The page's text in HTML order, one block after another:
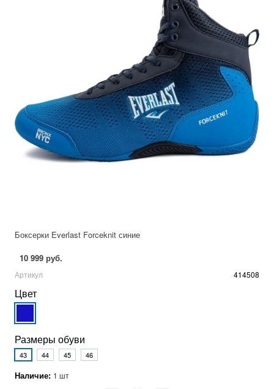
Боксерки Everlast Forceknit синие
10 999 руб.
Артикул 414508
Цвет
Размеры обуви
43 44 45 46
Наличие: 1 шт